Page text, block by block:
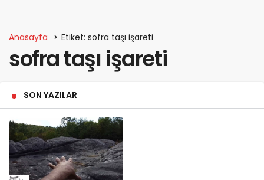
Anasayfa Etiket: sofra taşı işareti
sofra taşı işareti
SON YAZILAR